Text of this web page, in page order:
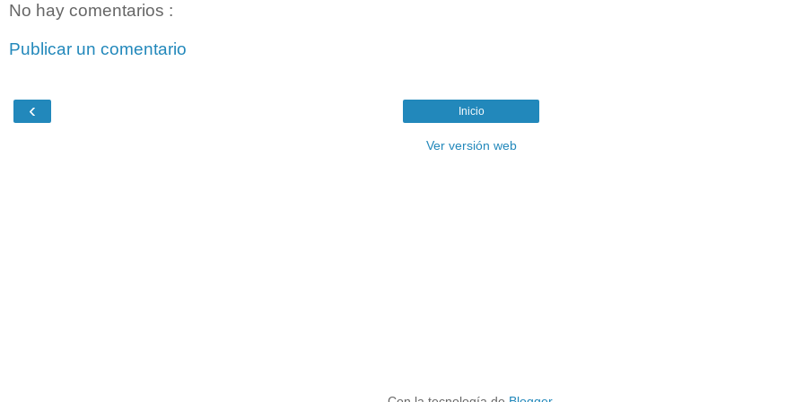
No hay comentarios :
Publicar un comentario
‹ Inicio
Ver versión web